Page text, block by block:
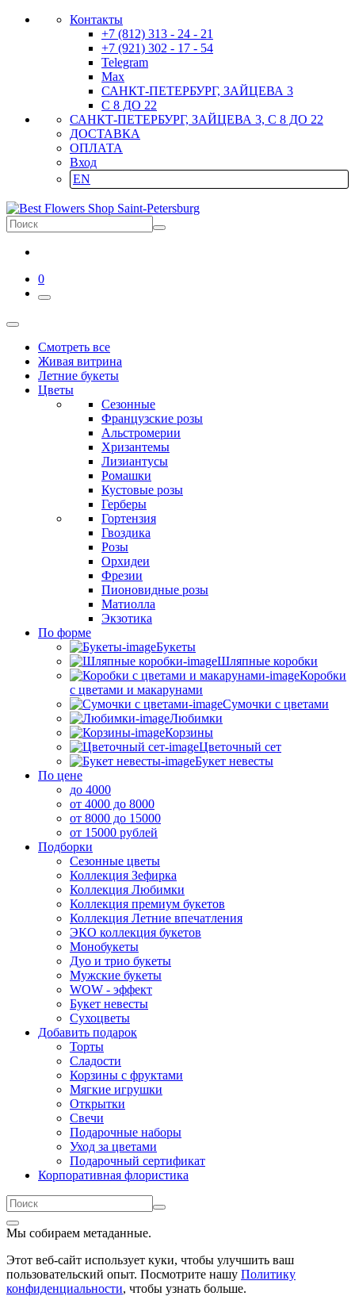
Контакты
+7 (812) 313 - 24 - 21
+7 (921) 302 - 17 - 54
Telegram
Max
САНКТ-ПЕТЕРБУРГ, ЗАЙЦЕВА 3
С 8 ДО 22
САНКТ-ПЕТЕРБУРГ, ЗАЙЦЕВА 3, С 8 ДО 22
ДОСТАВКА
ОПЛАТА
Вход
EN
0
Смотреть все
Живая витрина
Летние букеты
Цветы
Сезонные
Французские розы
Альстромерии
Хризантемы
Лизиантусы
Ромашки
Кустовые розы
Герберы
Гортензия
Гвоздика
Розы
Орхидеи
Фрезии
Пионовидные розы
Матиолла
Экзотика
По форме
Букеты
Шляпные коробки
Коробки
с цветами и макарунами
Сумочки с цветами
Любимки
Корзины
Цветочный сет
Букет невесты
По цене
до 4000
от 4000 до 8000
от 8000 до 15000
от 15000 рублей
Подборки
Сезонные цветы
Коллекция Зефирка
Коллекция Любимки
Коллекция премиум букетов
Коллекция Летние впечатления
ЭКО коллекция букетов
Монобукеты
Дуо и трио букеты
Мужские букеты
WOW - эффект
Букет невесты
Сухоцветы
Добавить подарок
Торты
Сладости
Корзины с фруктами
Мягкие игрушки
Открытки
Свечи
Подарочные наборы
Уход за цветами
Подарочный сертификат
Корпоративная флористика
Мы собираем метаданные.
Этот веб-сайт использует куки, чтобы улучшить ваш
пользовательский опыт. Посмотрите нашу Политику
конфиденциальности, чтобы узнать больше.